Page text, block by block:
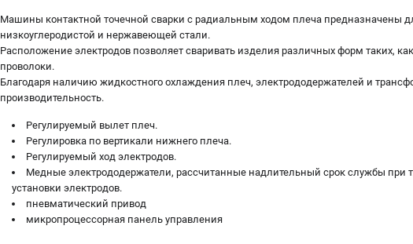
Машины контактной точечной сварки с радиальным ходом плеча предназначены
низкоуглеродистой и нержавеющей стали.
Расположение электродов позволяет сваривать изделия различных форм таких,
проволоки.
Благодаря наличию жидкостного охлаждения плеч, электрододержателей и
производительность.
Регулируемый вылет плеч.
Регулировка по вертикали нижнего плеча.
Регулируемый ход электродов.
Медные электрододержатели, рассчитанные надлительный срок службы при
установки электродов.
пневматический привод
микропроцессорная панель управления